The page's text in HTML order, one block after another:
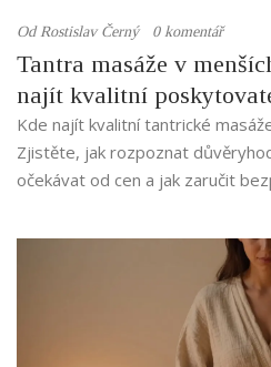
Od Rostislav Černý 0 komentář
Tantra masáže v
najít kvalitní
Kde najít kvalitní tantrické
Zjistěte, jak rozpoznat
očekávat od cen a jak zaručit